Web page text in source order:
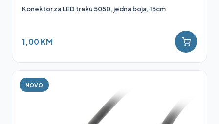
Konektor za LED traku 5050, jedna boja, 15cm
1,00 KM
NOVO